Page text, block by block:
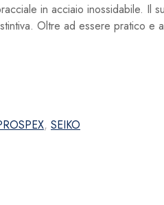
in acciaio inossidabile. Il
Oltre ad essere pratico e
, SEIKO